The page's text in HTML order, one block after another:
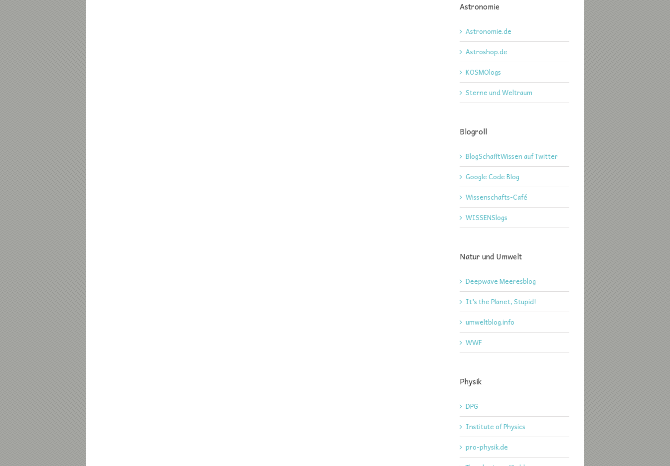
Astronomie
Astronomie.de
Astroshop.de
KOSMOlogs
Sterne und Weltraum
Blogroll
BlogSchafftWissen auf Twitter
Google Code Blog
Wissenschafts-Café
WISSENSlogs
Natur und Umwelt
Deepwave Meeresblog
It's the Planet, Stupid!
umweltblog.info
WWF
Physik
DPG
Institute of Physics
pro-physik.de